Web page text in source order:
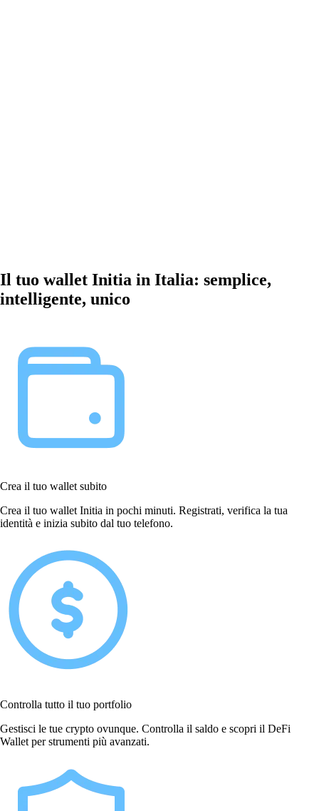
Il tuo wallet Initia in Italia: semplice,
intelligente, unico
Crea il tuo wallet subito
Crea il tuo wallet Initia in pochi minuti. Registrati, verifica la tua
identità e inizia subito dal tuo telefono.
Controlla tutto il tuo portfolio
Gestisci le tue crypto ovunque. Controlla il saldo e scopri il DeFi
Wallet per strumenti più avanzati.